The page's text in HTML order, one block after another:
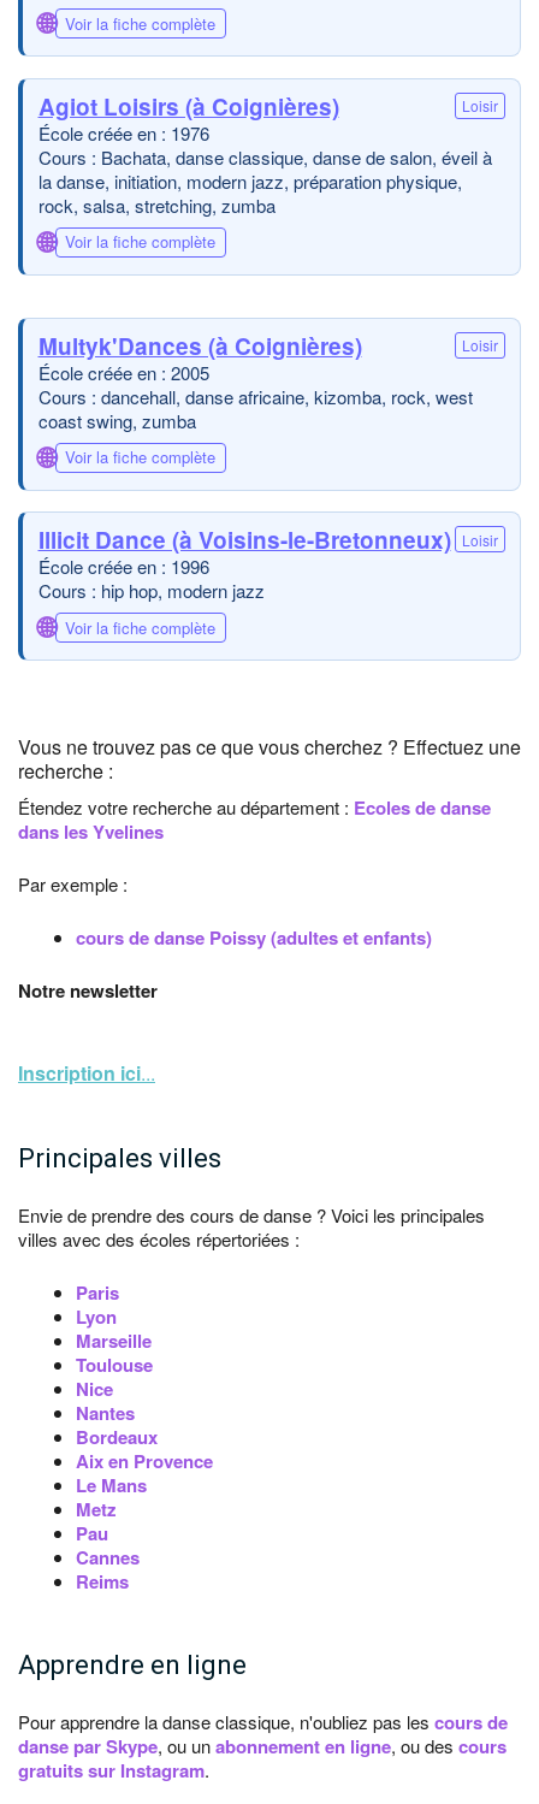
🌐 Voir la fiche complète
Agiot Loisirs (à Coignières) Loisir
École créée en : 1976
Cours : Bachata, danse classique, danse de salon, éveil à
la danse, initiation, modern jazz, préparation physique,
rock, salsa, stretching, zumba
🌐 Voir la fiche complète
Multyk'Dances (à Coignières) Loisir
École créée en : 2005
Cours : dancehall, danse africaine, kizomba, rock, west
coast swing, zumba
🌐 Voir la fiche complète
Illicit Dance (à Voisins-le-Bretonneux) Loisir
École créée en : 1996
Cours : hip hop, modern jazz
🌐 Voir la fiche complète
Vous ne trouvez pas ce que vous cherchez ? Effectuez une
recherche :
Étendez votre recherche au département : Ecoles de danse
dans les Yvelines
Par exemple :
cours de danse Poissy (adultes et enfants)
Notre newsletter
Inscription ici...
Principales villes
Envie de prendre des cours de danse ? Voici les principales
villes avec des écoles répertoriées :
Paris
Lyon
Marseille
Toulouse
Nice
Nantes
Bordeaux
Aix en Provence
Le Mans
Metz
Pau
Cannes
Reims
Apprendre en ligne
Pour apprendre la danse classique, n'oubliez pas les cours de
danse par Skype, ou unabonnement en ligne, ou des cours
gratuits sur Instagram.